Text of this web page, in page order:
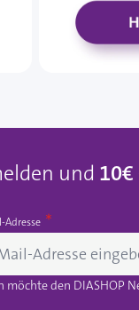
und
Adresse
möchte den DIASHOP